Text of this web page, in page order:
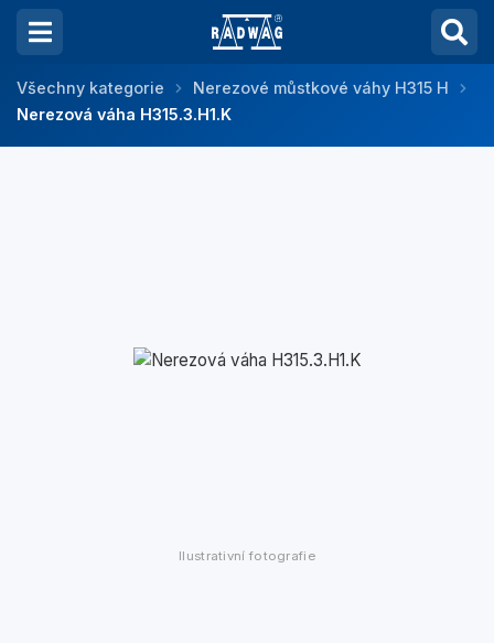
Všechny kategorie
Nerezové můstkové váhy H315 H
Nerezová váha H315.3.H1.K
Ilustrativní fotografie